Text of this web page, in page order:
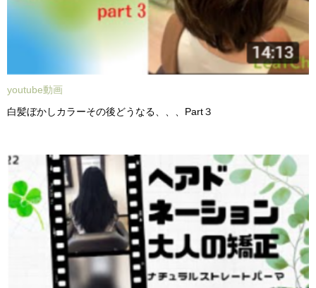
youtube動画
白髪ぼかしカラーその後どうなる、、、Part３